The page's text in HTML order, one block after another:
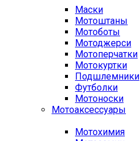
Маски
Мотоштаны
Мотоботы
Мотоджерси
Мотоперчатки
Мотокуртки
Подшлемники
Футболки
Мотоноски
Мотоаксессуары
Мотохимия